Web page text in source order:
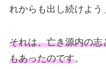
れからも出し続けよう
それは、亡き源内の志
もあったのです。